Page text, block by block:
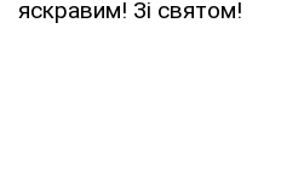
яскравим! Зі святом!